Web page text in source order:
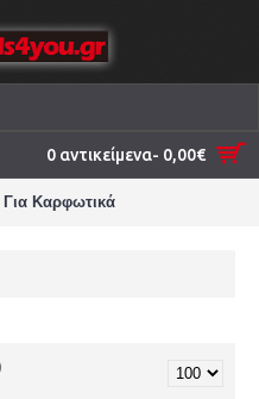
0 αντικείμενα- 0,00€
Για Καρφωτικά